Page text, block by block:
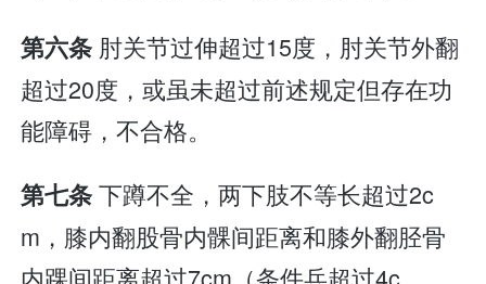
第六条 肘关节过伸超过15度，肘关节外翻
超过20度，或虽未超过前述规定但存在功
能障碍，不合格。
第七条下蹲不全，两下肢不等长超过2c
m，膝内翻股骨内髁间距离和膝外翻胫骨